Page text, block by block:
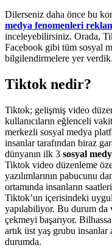
Dilerseniz daha önce bu
medya fenomenleri
inceleyebilirsiniz. Orada,
Facebook gibi tüm sosyal
bilgilendirmelere yer verdik.
Tiktok nedir?
Tiktok; gelişmiş video
kullanıcıların eğlenceli
merkezli sosyal medya
insanlar tarafından biraz
dünyanın ilk 3 sosyal
Tiktok video düzenleme
yazılımlarının pabucunu
ortamında insanların
Tiktok’un içerisindeki
yapılabiliyor. Bu durum
çekmeyi başarıyor.
artık üst yaş grubu insanlar
durumda.